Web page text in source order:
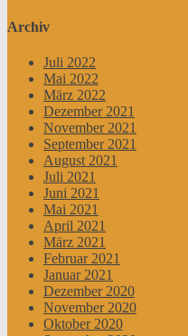
Archiv
Juli 2022
Mai 2022
März 2022
Dezember 2021
November 2021
September 2021
August 2021
Juli 2021
Juni 2021
Mai 2021
April 2021
März 2021
Februar 2021
Januar 2021
Dezember 2020
November 2020
Oktober 2020